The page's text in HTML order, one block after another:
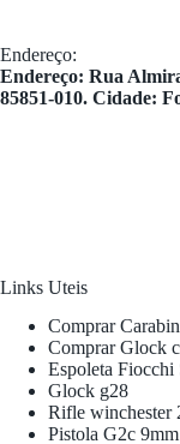
Endereço:
​Endereço: Rua
85851-010. Cidade:
Links Uteis
Comprar
Comprar Glock
Espoleta
Glock g28
Rifle winchester
Pistola G2c